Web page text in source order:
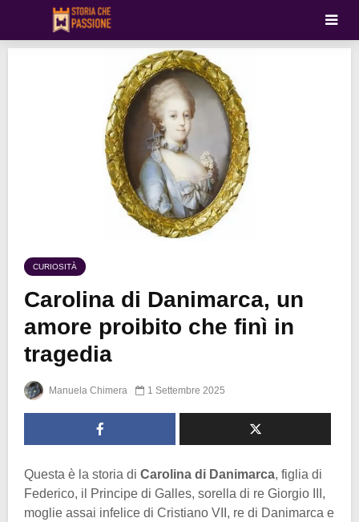
CURIOSITÀ
Carolina di Danimarca, un
amore proibito che finì in
tragedia
Manuela Chimera 1 Settembre 2025
Questa è la storia di Carolina di Danimarca, figlia di
Federico, il Principe di Galles, sorella di re Giorgio III,
moglie assai infelice di Cristiano VII, re di Danimarca e